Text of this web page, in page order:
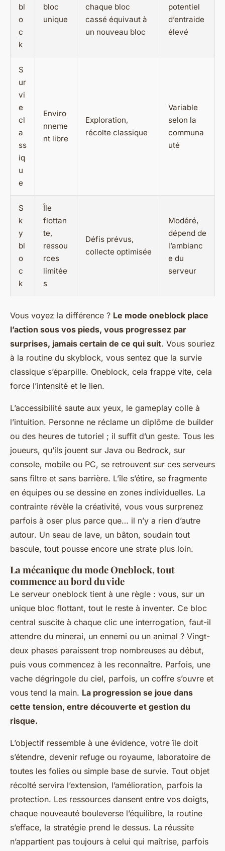
bl
o
c
k
bloc
unique
chaque bloc
cassé équivaut à
un nouveau bloc
potentiel
d’entraide
élevé
S
ur
vi
e
cl
a
ss
iq
u
e
Enviro
nneme
nt libre
Exploration,
récolte classique
Variable
selon la
communa
uté
S
k
y
bl
o
c
k
Île
flottan
te,
ressou
rces
limitée
s
Défis prévus,
collecte optimisée
Modéré,
dépend de
l’ambianc
e du
serveur
Vous voyez la différence ? Le mode oneblock place
l’action sous vos pieds, vous progressez par
surprises, jamais certain de ce qui suit. Vous souriez
à la routine du skyblock, vous sentez que la survie
classique s’éparpille. Oneblock, cela frappe vite, cela
force l’intensité et le lien.
L’accessibilité saute aux yeux, le gameplay colle à
l’intuition. Personne ne réclame un diplôme de builder
ou des heures de tutoriel ; il suffit d’un geste. Tous les
joueurs, qu’ils jouent sur Java ou Bedrock, sur
console, mobile ou PC, se retrouvent sur ces serveurs
sans filtre et sans barrière. L’île s’étire, se fragmente
en équipes ou se dessine en zones individuelles. La
contrainte révèle la créativité, vous vous surprenez
parfois à oser plus parce que… il n’y a rien d’autre
autour. Un seau de lave, un bâton, soudain tout
bascule, tout pousse encore une strate plus loin.
La mécanique du mode Oneblock, tout
commence au bord du vide
Le serveur oneblock tient à une règle : vous, sur un
unique bloc flottant, tout le reste à inventer. Ce bloc
central suscite à chaque clic une interrogation, faut-il
attendre du minerai, un ennemi ou un animal ? Vingt-
deux phases paraissent trop nombreuses au début,
puis vous commencez à les reconnaître. Parfois, une
vache dégringole du ciel, parfois, un coffre s’ouvre et
vous tend la main. La progression se joue dans
cette tension, entre découverte et gestion du
risque.
L’objectif ressemble à une évidence, votre île doit
s’étendre, devenir refuge ou royaume, laboratoire de
toutes les folies ou simple base de survie. Tout objet
récolté servira l’extension, l’amélioration, parfois la
protection. Les ressources dansent entre vos doigts,
chaque nouveauté bouleverse l’équilibre, la routine
s’efface, la stratégie prend le dessus. La réussite
n’appartient pas toujours à celui qui maîtrise, parfois